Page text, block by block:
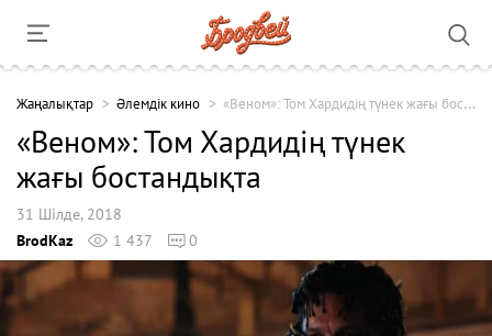
Жаңалықтар Әлемдік кино «Веном»: Том Хардидің түнек жағы бостандықта
«Веном»: Том Хардидің түнек
жағы бостандықта
31 Шілде, 2018
BrodKaz
1 437 0